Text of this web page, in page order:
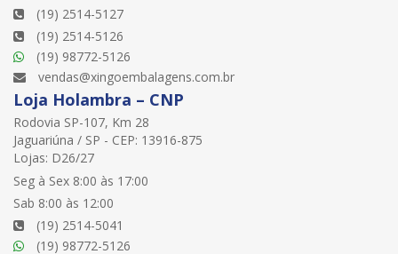
(19) 2514-5127
(19) 2514-5126
(19) 98772-5126
vendas@xingoembalagens.com.br
Loja Holambra – CNP
Rodovia SP-107, Km 28
Jaguariúna / SP - CEP: 13916-875
Lojas: D26/27
Seg à Sex 8:00 às 17:00
Sab 8:00 às 12:00
(19) 2514-5041
(19) 98772-5126